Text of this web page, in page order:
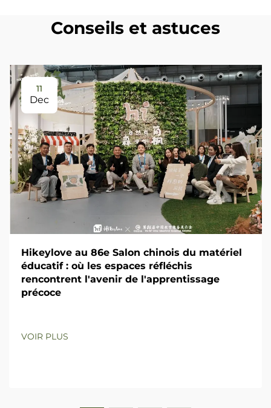
Conseils et astuces
11
Dec
Hikeylove au 86e Salon chinois du matériel
éducatif : où les espaces réfléchis
rencontrent l'avenir de l'apprentissage
précoce
VOIR PLUS